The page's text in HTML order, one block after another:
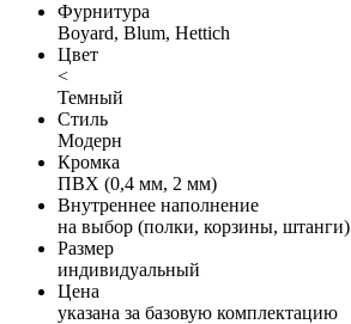
Фурнитура
Boyard, Blum, Hettich
Цвет
<
Темный
Стиль
Модерн
Кромка
ПВХ (0,4 мм, 2 мм)
Внутреннее наполнение
на выбор (полки, корзины, штанги)
Размер
индивидуальный
Цена
указана за базовую комплектацию